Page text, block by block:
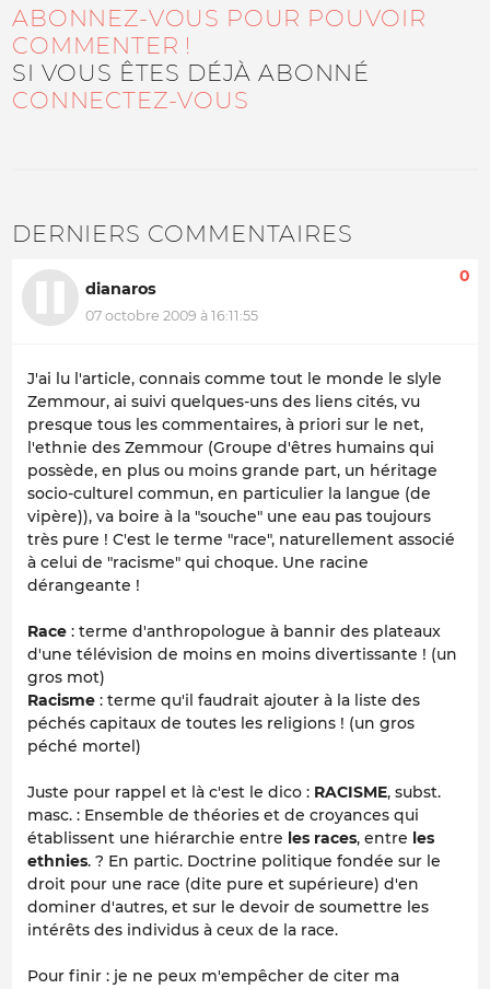
ABONNEZ-VOUS POUR POUVOIR
COMMENTER !
SI VOUS ÊTES DÉJÀ ABONNÉ
CONNECTEZ-VOUS
DERNIERS COMMENTAIRES
dianaros
07 octobre 2009 à 16:11:55
0
J'ai lu l'article, connais comme tout le monde le slyle
Zemmour, ai suivi quelques-uns des liens cités, vu
presque tous les commentaires, à priori sur le net,
l'ethnie des Zemmour (Groupe d'êtres humains qui
possède, en plus ou moins grande part, un héritage
socio-culturel commun, en particulier la langue (de
vipère)), va boire à la "souche" une eau pas toujours
très pure ! C'est le terme "race", naturellement associé
à celui de "racisme" qui choque. Une racine
dérangeante !
Race : terme d'anthropologue à bannir des plateaux
d'une télévision de moins en moins divertissante ! (un
gros mot)
Racisme : terme qu'il faudrait ajouter à la liste des
péchés capitaux de toutes les religions ! (un gros
péché mortel)
Juste pour rappel et là c'est le dico : RACISME, subst.
masc. : Ensemble de théories et de croyances qui
établissent une hiérarchie entre les races, entre les
ethnies. ? En partic. Doctrine politique fondée sur le
droit pour une race (dite pure et supérieure) d'en
dominer d'autres, et sur le devoir de soumettre les
intérêts des individus à ceux de la race.
Pour finir : je ne peux m'empêcher de citer ma